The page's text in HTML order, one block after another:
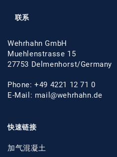
联系
Wehrhahn GmbH
Muehlenstrasse 15
27753 Delmenhorst/Germany
Phone: +49 4221 12 71 0
E-Mail: mail@wehrhahn.de
快速链接
加气混凝土